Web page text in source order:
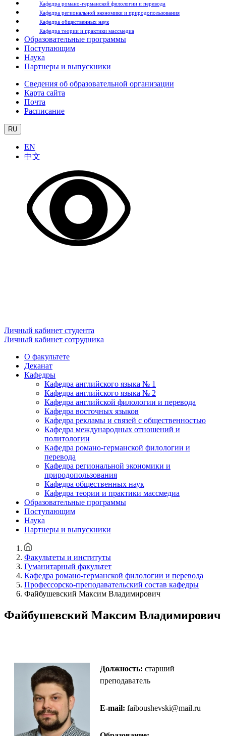
Кафедра романо-германской филологии и перевода
Кафедра региональной экономики и природопользования
Кафедра общественных наук
Кафедра теории и практики массмедиа
Образовательные программы
Поступающим
Наука
Партнеры и выпускники
Сведения об образовательной организации
Карта сайта
Почта
Расписание
RU
EN
中文
Личный кабинет студента
Личный кабинет сотрудника
О факультете
Деканат
Кафедры
Кафедра английского языка № 1
Кафедра английского языка № 2
Кафедра английской филологии и перевода
Кафедра восточных языков
Кафедра рекламы и связей с общественностью
Кафедра международных отношений и
политологии
Кафедра романо-германской филологии и
перевода
Кафедра региональной экономики и
природопользования
Кафедра общественных наук
Кафедра теории и практики массмедиа
Образовательные программы
Поступающим
Наука
Партнеры и выпускники
Факультеты и институты
Гуманитарный факультет
Кафедра романо-германской филологии и перевода
Профессорско-преподавательский состав кафедры
Файбушевский Максим Владимирович
Файбушевский Максим Владимирович
Должность: старший
преподаватель
E-mail: faiboushevski@mail.ru